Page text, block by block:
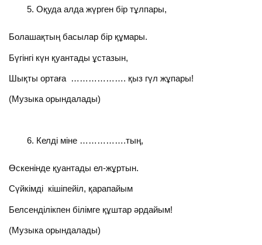
Оқуда алда жүрген бір тұлпары,
Болашақтың басылар бір құмары.
Бүгінгі күн қуантады ұстазын,
Шықты ортаға ………………. қыз гүл жұпары!
(Музыка орындалады)
Келді міне …………….тың,
Өскенінде қуантады ел-жұртын.
Сүйкімді кішіпейіл, қарапайым
Белсенділікпен білімге құштар әрдайым!
(Музыка орындалады)